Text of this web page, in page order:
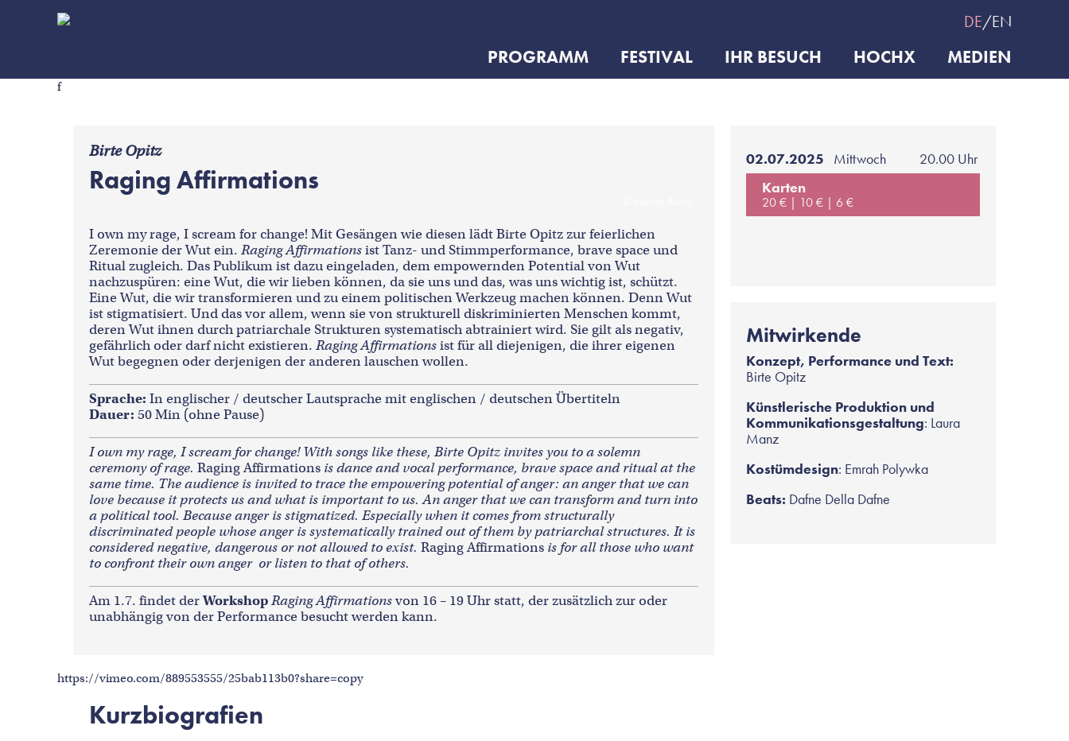
DE EN
PROGRAMM FESTIVAL IHR BESUCH HOCHX MEDIEN
f
Birte Opitz
Raging Affirmations
I own my rage, I scream for change! Mit Gesängen wie diesen lädt Birte Opitz zur feierlichen
Zeremonie der Wut ein. Raging Affirmationsist Tanz- und Stimmperformance, brave space und
Ritual zugleich. Das Publikum ist dazu eingeladen, dem empowernden Potential von Wut
nachzuspüren: eine Wut, die wir lieben können, da sie uns und das, was uns wichtig ist, schützt.
Eine Wut, die wir transformieren und zu einem politischen Werkzeug machen können. Denn Wut
ist stigmatisiert. Und das vor allem, wenn sie von strukturell diskriminierten Menschen kommt,
deren Wut ihnen durch patriarchale Strukturen systematisch abtrainiert wird. Sie gilt als negativ,
gefährlich oder darf nicht existieren. Raging Affirmationsist für all diejenigen, die ihrer eigenen
Wut begegnen oder derjenigen der anderen lauschen wollen.
Sprache: In englischer / deutscher Lautsprache mit englischen / deutschen Übertiteln
Dauer: 50 Min (ohne Pause)
I own my rage, I scream for change! With songs like these, Birte Opitz invites you to a solemn
ceremony of rage. Raging Affirmations is dance and vocal performance, brave space and ritual at the
same time. The audience is invited to trace the empowering potential of anger: an anger that we can
love because it protects us and what is important to us. An anger that we can transform and turn into
a political tool. Because anger is stigmatized. Especially when it comes from structurally
discriminated people whose anger is systematically trained out of them by patriarchal structures. It is
considered negative, dangerous or not allowed to exist. Raging Affirmations is for all those who want
to confront their own anger or listen to that of others.
Am 1.7. findet derWorkshopRaging Affirmationsvon 16 – 19 Uhr statt, der zusätzlich zur oder
unabhängig von der Performance besucht werden kann.
https://vimeo.com/889553555/25bab113b0?share=copy
Kurzbiografien
02.07.2025 Mittwoch
20.00 Uhr
Karten
20 € 10 € 6 €
Mitwirkende
Konzept, Performance und Text:
Birte Opitz
Künstlerische Produktion und
Kommunikationsgestaltung: Laura
Manz
Kostümdesign: Emrah Polywka
Beats: Dafne Della Dafne